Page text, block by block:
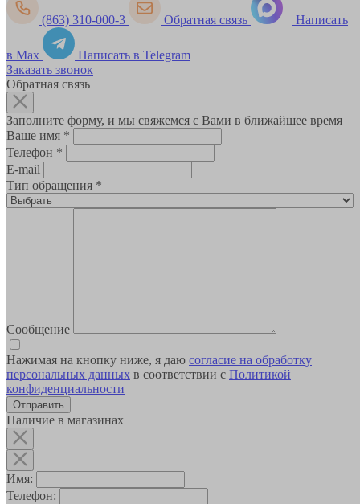
(863) 310-000-3 Обратная связь Написать
в Max
Написать в Telegram
Заказать звонок
Обратная связь
Заполните форму, и мы свяжемся с Вами в ближайшее время
Ваше имя *
Телефон *
E-mail
Тип обращения *
Сообщение
Нажимая на кнопку ниже, я даю согласие на обработку
персональных данных в соответствии с Политикой
конфиденциальности
Наличие в магазинах
Имя:
Телефон: